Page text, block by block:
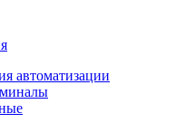
автоматизации